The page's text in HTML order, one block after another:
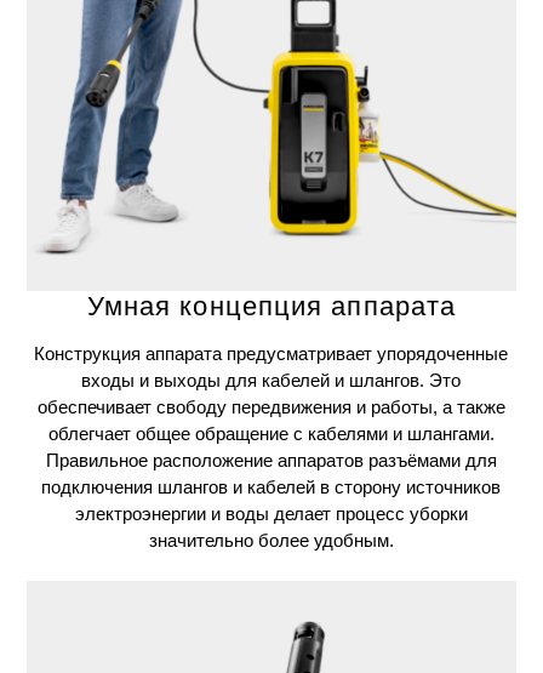
Умная концепция аппарата
Конструкция аппарата предусматривает упорядоченные
входы и выходы для кабелей и шлангов. Это
обеспечивает свободу передвижения и работы, а также
облегчает общее обращение с кабелями и шлангами.
Правильное расположение аппаратов разъёмами для
подключения шлангов и кабелей в сторону источников
электроэнергии и воды делает процесс уборки
значительно более удобным.